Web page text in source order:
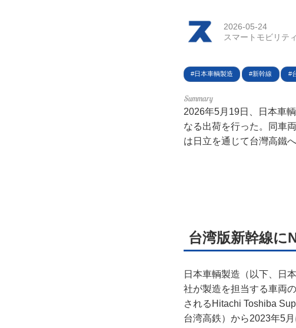
利用規約
ライター名簿
お問い合せ
広告掲載に
2026-05-24
スマートモビリテ
日本車輌製造 新幹線
2026年5月19日、日本車
なる出荷を行った。同車
は日立を通じて台灣高鐵
台湾版新幹線に
日本車輌製造（以下、日
社が製造を担当する車両
されるHitachi Toshiba
台湾高鉄）から2023年5